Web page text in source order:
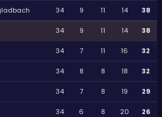
34 9 11 14 38
34 9 11 14 38
34 7 11 16 32
34 8 8 18 32
34 7 8 19 29
34 6 8 20 26